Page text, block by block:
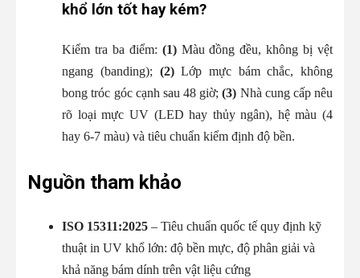
khổ lớn tốt hay kém?
Kiểm tra ba điểm: (1)Màu đồng đều, không bị vệt
ngang (banding); (2)Lớp mực bám chắc, không
bong tróc góc cạnh sau 48 giờ;(3) Nhà cung cấp nêu
rõ loại mực UV (LED hay thủy ngân), hệ màu (4
hay 6-7 màu) và tiêu chuẩn kiểm định độ bền.
Nguồn tham khảo
ISO 15311:2025 – Tiêu chuẩn quốc tế quy định kỹ
thuật in UV khổ lớn: độ bền mực, độ phân giải và
khả năng bám dính trên vật liệu cứng